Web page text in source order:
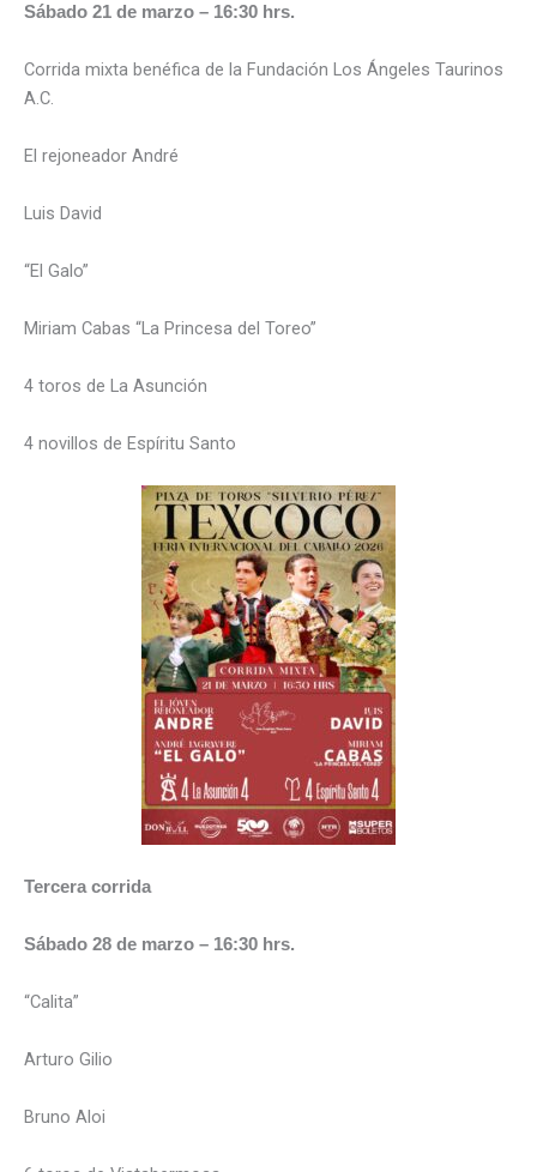
Sábado 21 de marzo – 16:30 hrs.
Corrida mixta benéfica de la Fundación Los Ángeles Taurinos
A.C.
El rejoneador André
Luis David
“El Galo”
Miriam Cabas “La Princesa del Toreo”
4 toros de La Asunción
4 novillos de Espíritu Santo
Tercera corrida
Sábado 28 de marzo – 16:30 hrs.
“Calita”
Arturo Gilio
Bruno Aloi